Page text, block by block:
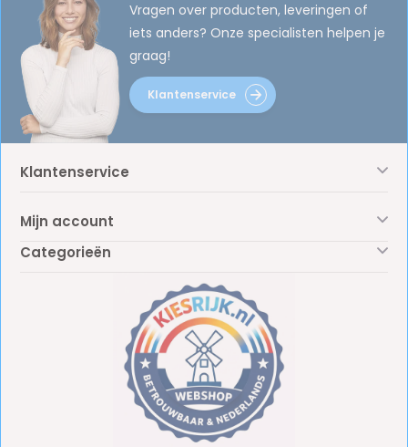
Vragen over producten, leveringen of
iets anders? Onze specialisten helpen je
graag!
Klantenservice
Klantenservice
Mijn account
Categorieën